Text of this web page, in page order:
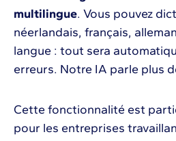
multilingue. Vous pouvez
néerlandais, français,
langue : tout sera
erreurs. Notre IA parle plus
Cette fonctionnalité est
pour les entreprises